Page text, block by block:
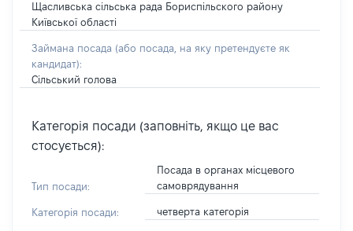
Щасливська сільська рада Бориспільского району
Київської області
Займана посада (або посада, на яку претендуєте як
кандидат):
Сільський голова
Категорія посади (заповніть, якщо це вас
стосується):
Тип посади:
Посада в органах місцевого
самоврядування
Категорія посади: четверта категорія